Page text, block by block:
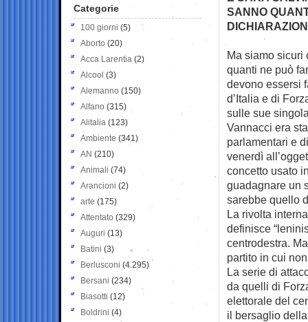
SANNO
Ma siamo sicuri
quanti ne può
devono essersi
d’Italia e di
sulle sue
Vannacci era
parlamentari e
venerdì
concetto usato
guadagnare un
sarebbe quello
La rivolta
definisce
centrodestra.
partito in cui
La serie di
da quelli di
elettorale del
il bersaglio
Categorie
100 giorni (5)
Aborto (20)
Acca Larentia (2)
Alcool (3)
Alemanno (150)
Alfano (315)
Alitalia (123)
Ambiente (341)
AN (210)
Animali (74)
Arancioni (2)
arte (175)
Attentato (329)
Auguri (13)
Batini (3)
Berlusconi (4.295)
Bersani (234)
Biasotti (12)
Boldrini (4)